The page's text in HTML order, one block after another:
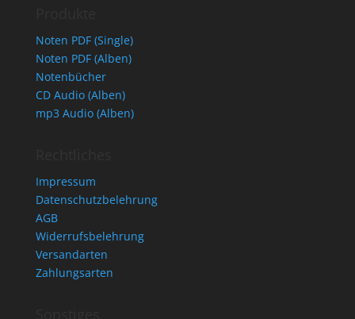
Noten PDF (Single)
Noten PDF (Alben)
Notenbücher
CD Audio (Alben)
mp3 Audio (Alben)
Impressum
Datenschutzbelehrung
AGB
Widerrufsbelehrung
Versandarten
Zahlungsarten